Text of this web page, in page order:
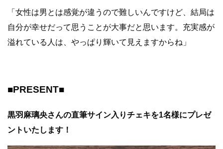
「女性は男とは感覚が違うので難しいんですけど、結局は
自分が幸せだって思うことが大事だと思います。充実感が
溢れている人は、やっぱり輝いて見えますからね」
■PRESENT■
黒羽麻璃央さんの直筆サイン入りチェキを1名様にプレゼ
ントいたします！